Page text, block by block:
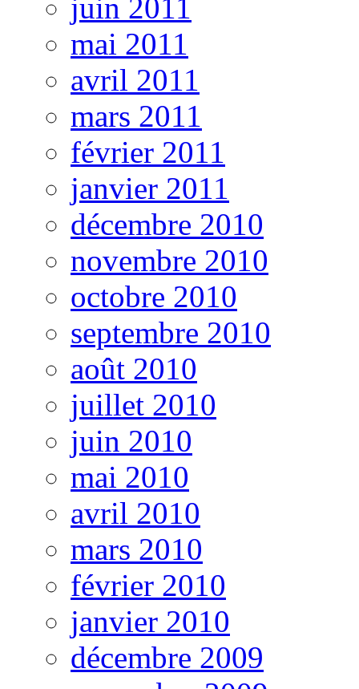
juin 2011
mai 2011
avril 2011
mars 2011
février 2011
janvier 2011
décembre 2010
novembre 2010
octobre 2010
septembre 2010
août 2010
juillet 2010
juin 2010
mai 2010
avril 2010
mars 2010
février 2010
janvier 2010
décembre 2009